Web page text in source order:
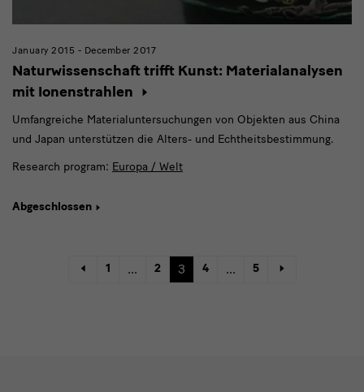
January 2015 - December 2017
Naturwissenschaft trifft Kunst: Materialanalysen
mit Ionenstrahlen
Umfangreiche Materialuntersuchungen von Objekten aus China
und Japan unterstützen die Alters- und Echtheitsbestimmung.
Research program: Europa / Welt
Abgeschlossen
1 ... 2 3 4 ... 5